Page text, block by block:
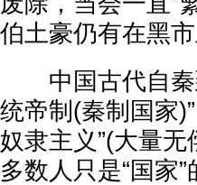
伯土豪仍有在黑
中国古代自秦
统帝制(秦制国家
奴隶主义”(大量
多数人只是“国家